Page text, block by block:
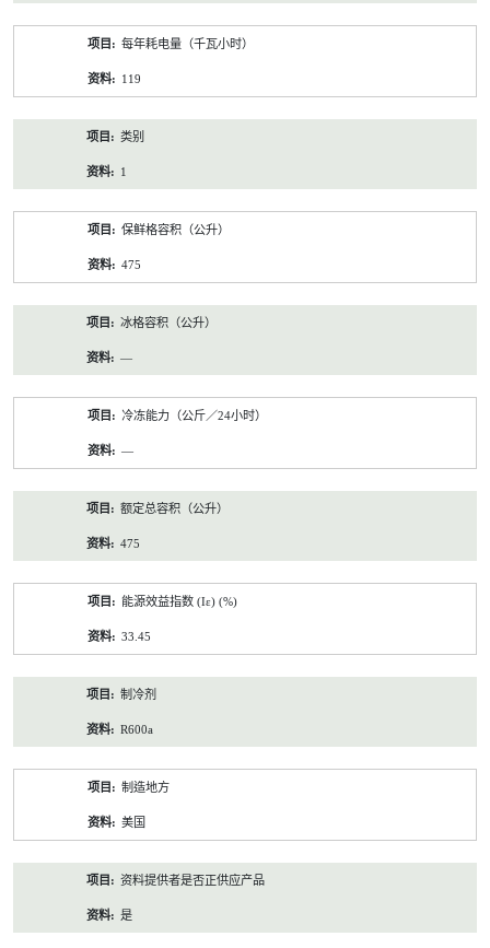
每年耗电量（千瓦小时）
119
类别
1
保鲜格容积（公升）
475
冰格容积（公升）
—
冷冻能力（公斤／24小时）
—
额定总容积（公升）
475
能源效益指数 (Iε) (%)
33.45
制冷剂
R600a
制造地方
美国
资料提供者是否正供应产品
是